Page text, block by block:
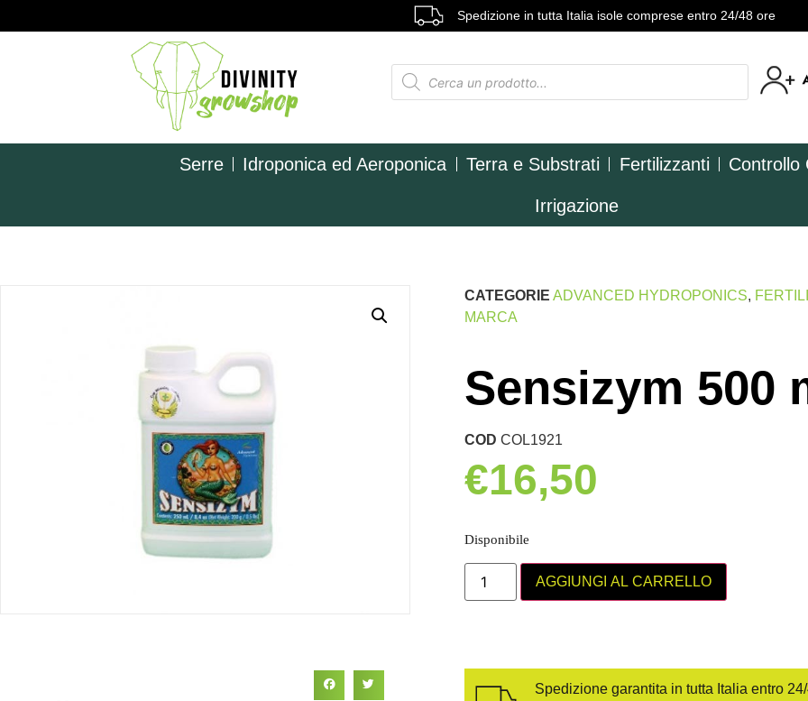
Spedizione in tutta Italia isole comprese entro 24/48 ore
Serre Idroponica ed Aeroponica Terra e Substrati Fertilizzanti Controllo
Irrigazione
CATEGORIE ADVANCED HYDROPONICS,
MARCA
Sensizym 500
CODCOL1921
€16,50
Disponibile
AGGIUNGI AL CARRELLO
Spedizione garantita in tutta Italia entro